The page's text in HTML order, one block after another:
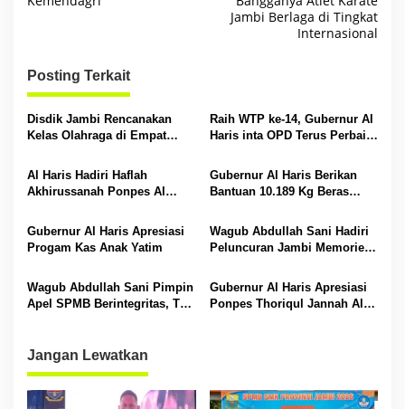
v
a
s
i
o
Jambi Berlaga di Tingkat
Internasional
Posting Terkait
Disdik Jambi Rencanakan
Kelas Olahraga di Empat
Raih WTP ke-14, Gubernur Al
Haris inta OPD Terus Perbaiki
Al Haris Hadiri Haflah
Akhirussanah Ponpes Al
Gubernur Al Haris Berikan
Bantuan 10.189 Kg Beras
Sarolangun
Gubernur Al Haris Apresiasi
Progam Kas Anak Yatim
Wagub Abdullah Sani Hadiri
Peluncuran Jambi Memories
Wagub Abdullah Sani Pimpin
Apel SPMB Berintegritas, Tak
Gubernur Al Haris Apresiasi
Ponpes Thoriqul Jannah Al-
Jangan Lewatkan